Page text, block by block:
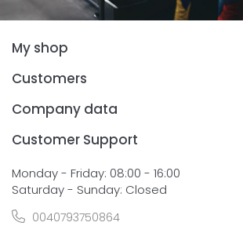
My shop
Customers
Company data
Customer Support
Monday - Friday: 08:00 - 16:00
Saturday - Sunday: Closed
0040793750864